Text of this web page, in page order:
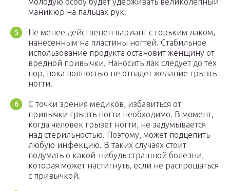
маникюр на пальцах рук.
Не менее действенен вариант с горьким лаком,
нанесенным на пластины ногтей. Стабильное
использование продукта остановит женщину от
вредной привычки. Наносить лак следует до тех
пор, пока полностью не отпадет желание грызть
ногти.
С точки зрения медиков, избавиться от
привычки грызть ногти необходимо. В момент,
когда человек грызет ногти, не задумывается
над стерильностью. Поэтому, может подцепить
любую инфекцию. В таких случаях стоит
подумать о какой-нибудь страшной болезни,
которая может настигнуть, если не распрощаться
с привычкой.